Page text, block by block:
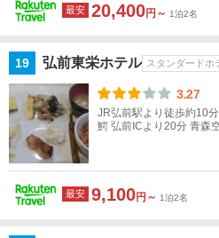
最安 20,400円～ 1泊2名
19 弘前東栄ホテル スタンダードホ
3.27
JR弘前駅より徒歩約10
鰐 弘前ICより20分 青森
最安 9,100円～ 1泊2名